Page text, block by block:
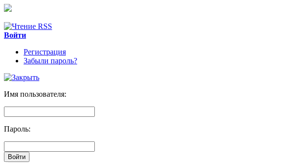
Войти
Регистрация
Забыли пароль?
Имя пользователя:
Пароль: